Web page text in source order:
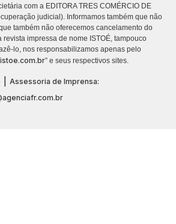
com a EDITORA TRES COMÉRCIO DE
judicial). Informamos também que não
também não oferecemos cancelamento do
impressa de nome ISTOÉ, tampouco
lo, nos responsabilizamos apenas pelo
” e seus respectivos sites.
Assessoria de Imprensa: